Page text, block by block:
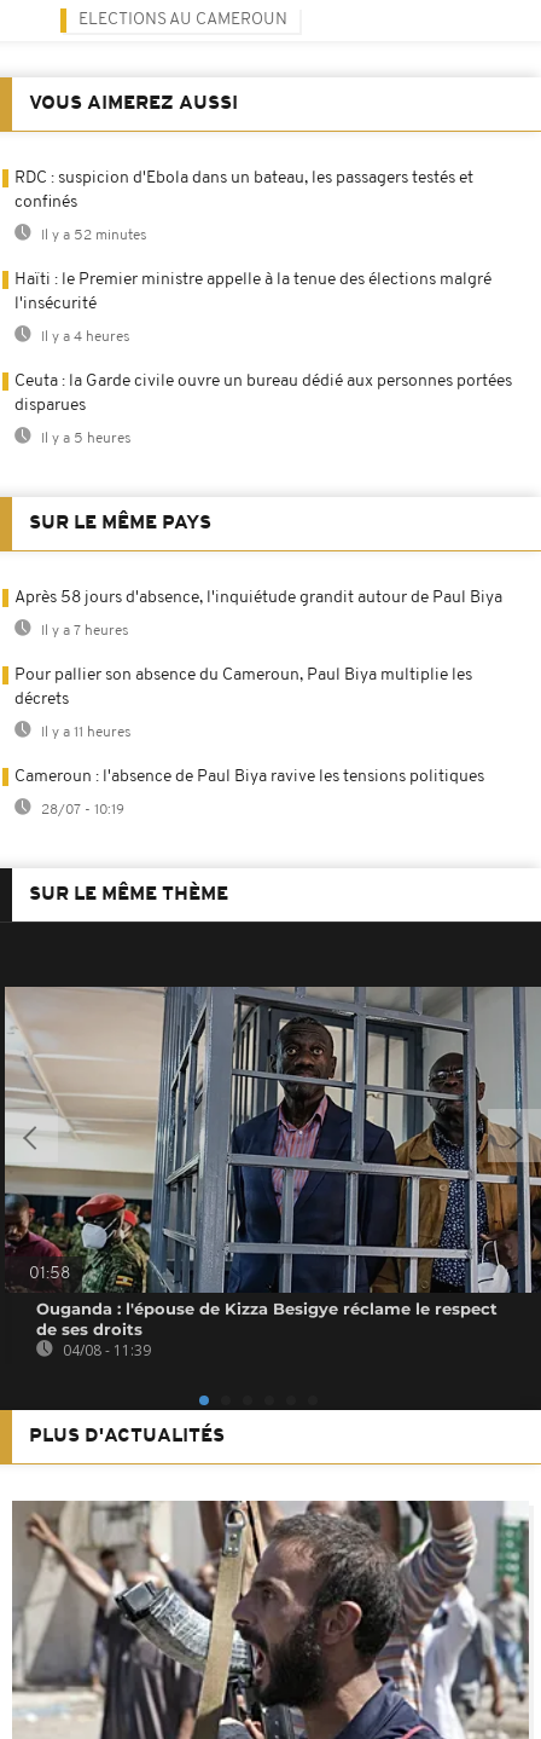
ELECTIONS AU CAMEROUN
VOUS AIMEREZ AUSSI
RDC : suspicion d'Ebola dans un bateau, les passagers testés et
confinés
Il y a 52 minutes
Haïti : le Premier ministre appelle à la tenue des élections malgré
l'insécurité
Il y a 4 heures
Ceuta : la Garde civile ouvre un bureau dédié aux personnes portées
disparues
Il y a 5 heures
SUR LE MÊME PAYS
Après 58 jours d'absence, l'inquiétude grandit autour de Paul Biya
Il y a 7 heures
Pour pallier son absence du Cameroun, Paul Biya multiplie les
décrets
Il y a 11 heures
Cameroun : l'absence de Paul Biya ravive les tensions politiques
28/07 - 10:19
SUR LE MÊME THÈME
01:58
Ouganda : l'épouse de Kizza Besigye réclame le respect
de ses droits
04/08 - 11:39
PLUS D'ACTUALITÉS